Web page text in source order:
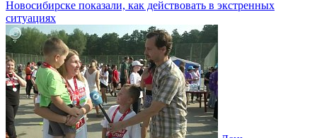
Новосибирске показали, как действовать в экстренных
ситуациях